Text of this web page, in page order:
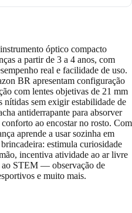
óptico compacto
a partir de 3 a 4 anos, com
real e facilidade de uso.
BR apresentam configuração
com lentes objetivas de 21 mm
sem exigir estabilidade de
antiderrapante para absorver
ao encostar no rosto. Com
aprende a usar sozinha em
estimula curiosidade
incentiva atividade ao ar livre
ao STEM — observação de
e muito mais.